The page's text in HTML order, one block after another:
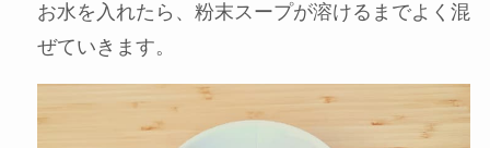
お水を入れたら、粉末スープが溶けるまでよく混
ぜていきます。